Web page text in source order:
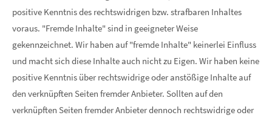
Aenean commodo ligula eget dolor. Aenean massa. Cum
sociis natoque penatibus et magnis dis parturient montes,
nascetur ridiculus mus. Donec quam felis, ultricies nec.
positive Kenntnis des rechtswidrigen bzw. strafbaren Inhaltes
voraus. "Fremde Inhalte" sind in geeigneter Weise
gekennzeichnet. Wir haben auf "fremde Inhalte" keinerlei Einfluss
und macht sich diese Inhalte auch nicht zu Eigen. Wir haben keine
positive Kenntnis über rechtswidrige oder anstößige Inhalte auf
den verknüpften Seiten fremder Anbieter. Sollten auf den
verknüpften Seiten fremder Anbieter dennoch rechtswidrige oder